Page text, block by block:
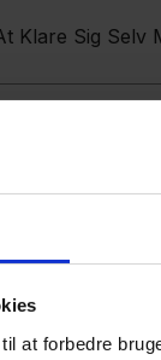
at forbedre
Klare Sig Selv
Mad Maaltider